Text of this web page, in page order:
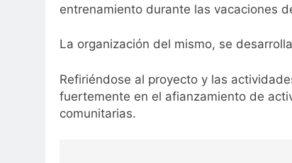
entrenamiento durante las vacaciones
La organización del mismo, se
Refiriéndose al proyecto y las
fuertemente en el afianzamiento de
comunitarias.